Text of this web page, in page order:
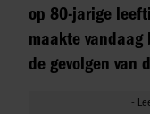
op 80-jarige
maakte
de gevolgen van